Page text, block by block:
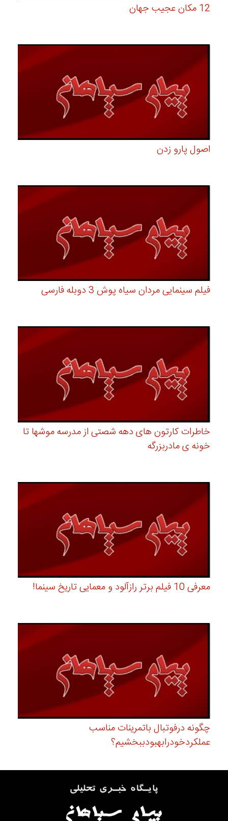
12 مکان عجیب جهان
اصول پارو زدن
فیلم سینمایی مردان سیاه پوش 3 دوبله فارسی
خاطرات کارتون های دهه شصتی از مدرسه موشها تا
خونه ی مادربزرگه
معرفی 10 فیلم برتر رازآلود و معمایی تاریخ سینما!
چگونه درفوتبال باتمرینات مناسب
عملکردخودرابهبودببخشیم؟